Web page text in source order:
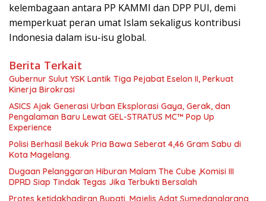
kelembagaan antara PP KAMMI dan DPP PUI, demi
memperkuat peran umat Islam sekaligus kontribusi
Indonesia dalam isu-isu global.
Berita Terkait
Gubernur Sulut YSK Lantik Tiga Pejabat Eselon II, Perkuat
Kinerja Birokrasi
ASICS Ajak Generasi Urban Eksplorasi Gaya, Gerak, dan
Pengalaman Baru Lewat GEL-STRATUS MC™ Pop Up
Experience
Polisi Berhasil Bekuk Pria Bawa Seberat 4,46 Gram Sabu di
Kota Magelang.
Dugaan Pelanggaran Hiburan Malam The Cube ,Komisi III
DPRD Siap Tindak Tegas Jika Terbukti Bersalah
Protes ketidakhadiran Bupati, Majelis Adat Sumedanglarang